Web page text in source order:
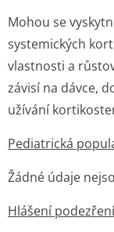
Mohou se
systemických
vlastnosti a
závisí na dávce,
užívání
Pediatrická
Žádné údaje
Hlášení